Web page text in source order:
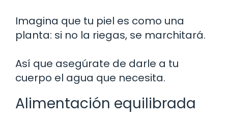
Imagina que tu piel es como una
planta: si no la riegas, se marchitará.
Así que asegúrate de darle a tu
cuerpo el agua que necesita.
Alimentación equilibrada